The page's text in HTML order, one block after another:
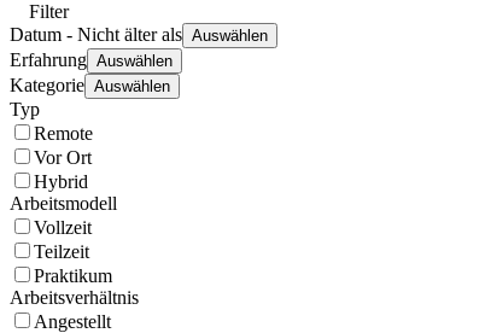
Filter
Datum - Nicht älter als Auswählen
Erfahrung Auswählen
Kategorie Auswählen
Typ
Remote
Vor Ort
Hybrid
Arbeitsmodell
Vollzeit
Teilzeit
Praktikum
Arbeitsverhältnis
Angestellt